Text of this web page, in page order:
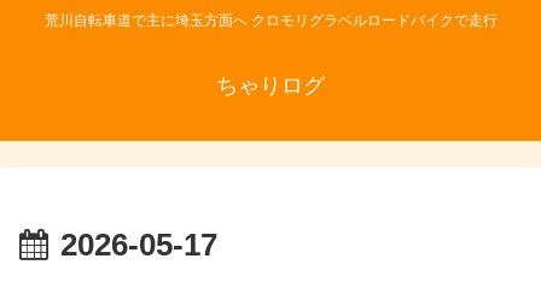
荒川自転車道で主に埼玉方面へ クロモリグラベルロードバイクで走行
ちゃりログ
2026-05-17